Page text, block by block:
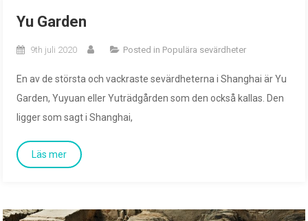
Yu Garden
9th juli 2020 Posted in Populära sevärdheter
En av de största och vackraste sevärdheterna i Shanghai är Yu
Garden, Yuyuan eller Yuträdgården som den också kallas. Den
ligger som sagt i Shanghai,